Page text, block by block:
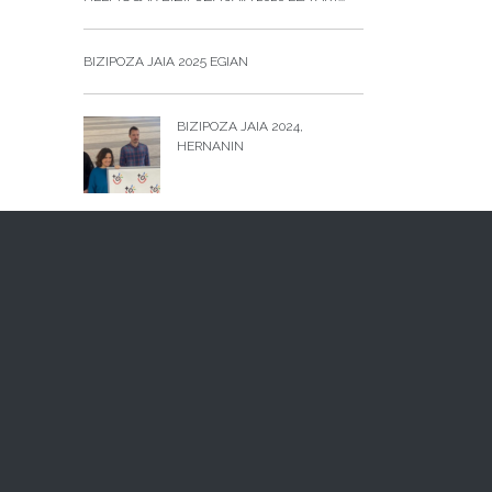
BIZIPOZA JAIA 2025 EGIAN
BIZIPOZA JAIA 2024,
HERNANIN